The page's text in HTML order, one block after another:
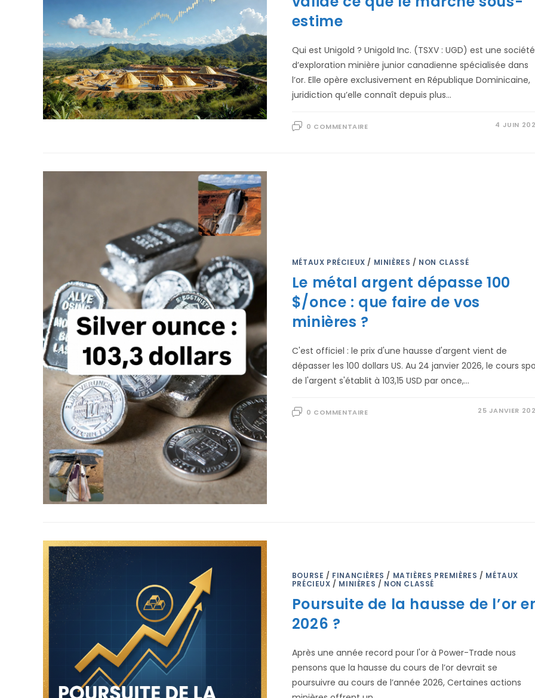
estime
Qui est Unigold ? Unigold Inc. (TSXV : UGD) est une société
d’exploration minière junior canadienne spécialisée dans
l’or. Elle opère exclusivement en République Dominicaine,
juridiction qu’elle connaît depuis plus…
0 COMMENTAIRE 4 JUIN
MÉTAUX PRÉCIEUX / MINIÈRES / NON CLASSÉ
Le métal argent dépasse 100
$/once : que faire de vos
minières ?
C'est officiel : le prix d'une hausse d'argent vient de
dépasser les 100 dollars US. Au 24 janvier 2026, le cours
de l'argent s'établit à 103,15 USD par once,…
0 COMMENTAIRE 25 JANVIER
BOURSE / FINANCIÈRES / MATIÈRES PREMIÈRES / MÉTAUX
PRÉCIEUX / MINIÈRES / NON CLASSÉ
Poursuite de la hausse de l’or
2026 ?
Après une année record pour l'or à Power-Trade nous
pensons que la hausse du cours de l’or devrait se
poursuivre au cours de l’année 2026, Certaines actions